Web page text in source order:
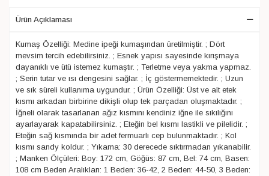
Ürün Açıklaması
Kumaş Özelliği: Medine ipeği kumaşından üretilmiştir. ; Dört
mevsim tercih edebilirsiniz. ; Esnek yapısı sayesinde kırışmaya
dayanıklı ve ütü istemez kumaştır. ; Terletme veya yakma yapmaz.
; Serin tutar ve ısı dengesini sağlar. ; İç göstermemektedir. ; Uzun
ve sık süreli kullanıma uygundur. ; Ürün Özelliği: Üst ve alt etek
kısmı arkadan birbirine dikişli olup tek parçadan oluşmaktadır. ;
İğneli olarak tasarlanan ağız kısmını kendiniz iğne ile sıkılığını
ayarlayarak kapatabilirsiniz. ; Eteğin bel kısmı lastikli ve pilelidir. ;
Eteğin sağ kısmında bir adet fermuarlı cep bulunmaktadır. ; Kol
kısmı sandy koldur. ; Yıkama: 30 derecede sıktırmadan yıkanabilir.
; Manken Ölçüleri: Boy: 172 cm, Göğüs: 87 cm, Bel: 74 cm, Basen:
108 cm Beden Aralıkları: 1 Beden: 36-42, 2 Beden: 44-50, 3 Beden: